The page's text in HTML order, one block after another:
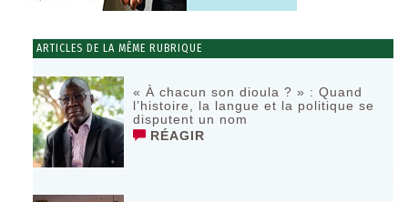
ARTICLES DE LA MÊME RUBRIQUE
« À chacun son dioula ? » : Quand
l’histoire, la langue et la politique se
disputent un nom
RÉAGIR